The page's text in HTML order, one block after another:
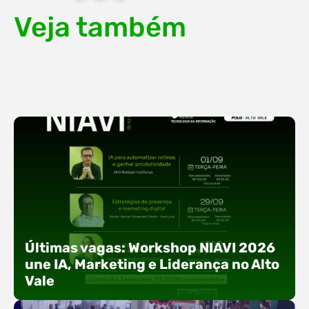
Veja também
Últimas vagas: Workshop NIAVI 2026
une IA, Marketing e Liderança no Alto
Vale